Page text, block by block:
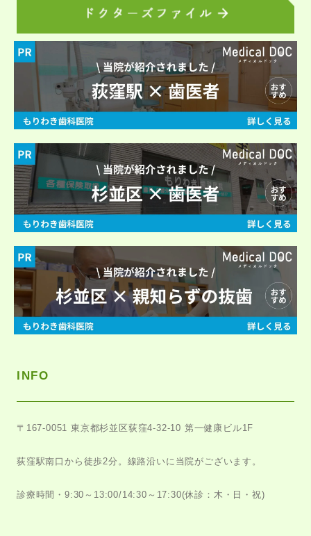
INFO
〒167-0051 東京都杉並区荻窪4-32-10 第一健康ビル1F
荻窪駅南口から徒歩2分。 線路沿いに当院がございます。
診療時間・9:30～13:00/14:30～17:30(休診：木・日・祝)